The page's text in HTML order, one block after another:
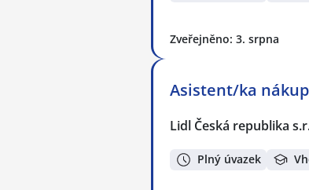
Zveřejněno: 3. srpna
Asistent/ka
Lidl Česká republika
Plný úvazek